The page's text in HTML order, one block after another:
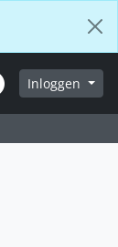
links
Inloggen